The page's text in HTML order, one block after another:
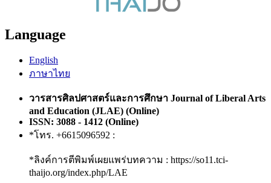
Language
English
ภาษาไทย
วารสารศิลปศาสตร์และการศึกษา Journal of Liberal Arts
and Education (JLAE) (Online)
ISSN: 3088 - 1412 (Online)
*โทร. +6615096592 :
*ลิงค์การตีพิมพ์เผยแพร่บทความ : https://so11.tci-
thaijo.org/index.php/LAE